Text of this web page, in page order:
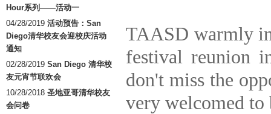
Hour系列——活动一
04/28/2019 活动预告：San
Diego清华校友会迎校庆活动
通知
02/28/2019 San Diego 清华校
友元宵节联欢会
10/28/2018 圣地亚哥清华校友
会问卷
TAASD warmly
festival reunion
don't miss the
very welcomed